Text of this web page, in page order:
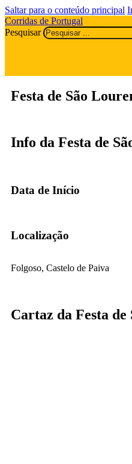
Saltar para o conteúdo principal
Corridas de Portugal
Pesquisar
Festa de São
Info da Festa de
Data de Início
Localização
Folgoso, Castelo de Paiva
Cartaz da Festa de